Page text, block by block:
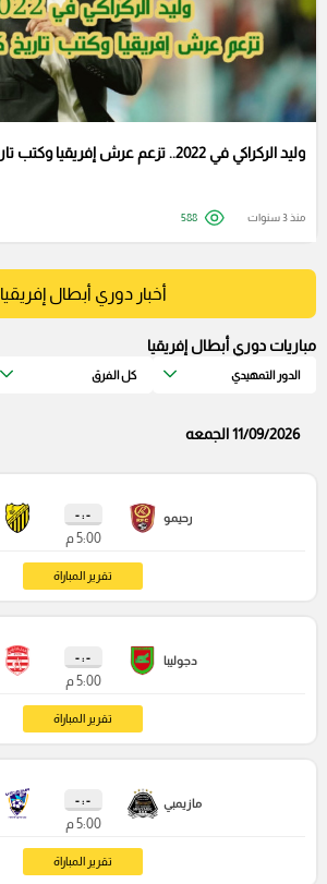
وليد الركراكي في 2022.. تزعم عرش إفريقيا وكتب تاريخ كأس العالم
منذ 3 سنوات 588
أخبار دوري أبطال إفريقيا
مباريات دوري أبطال إفريقيا
الدور التمهيدي كل الفرق
11/09/2026 الجمعه
رحيمو - : -
5:00 م
تقرير المباراة
دجوليبا - : -
5:00 م
تقرير المباراة
مازيمبي - : -
5:00 م
تقرير المباراة